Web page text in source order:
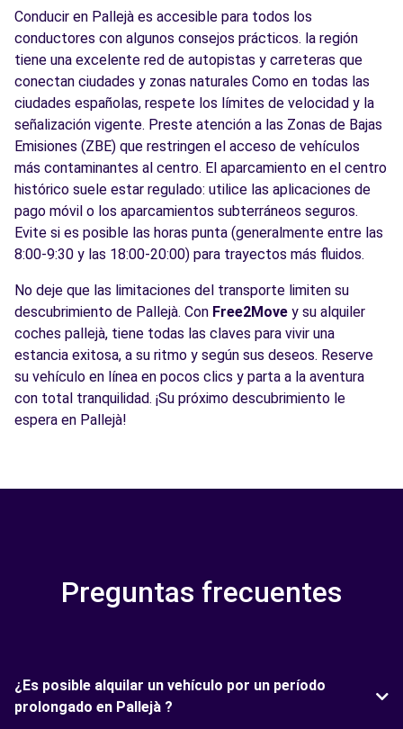
Conducir en Pallejà es accesible para todos los
conductores con algunos consejos prácticos. la región
tiene una excelente red de autopistas y carreteras que
conectan ciudades y zonas naturales Como en todas las
ciudades españolas, respete los límites de velocidad y la
señalización vigente. Preste atención a las Zonas de Bajas
Emisiones (ZBE) que restringen el acceso de vehículos
más contaminantes al centro. El aparcamiento en el centro
histórico suele estar regulado: utilice las aplicaciones de
pago móvil o los aparcamientos subterráneos seguros.
Evite si es posible las horas punta (generalmente entre las
8:00-9:30 y las 18:00-20:00) para trayectos más fluidos.
No deje que las limitaciones del transporte limiten su
descubrimiento de Pallejà. Con Free2Move y su alquiler
coches pallejà, tiene todas las claves para vivir una
estancia exitosa, a su ritmo y según sus deseos. Reserve
su vehículo en línea en pocos clics y parta a la aventura
con total tranquilidad. ¡Su próximo descubrimiento le
espera en Pallejà!
Preguntas frecuentes
¿Es posible alquilar un vehículo por un período
prolongado en Pallejà ?